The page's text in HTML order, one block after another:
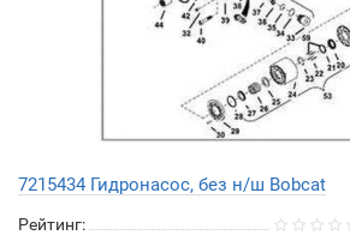
7215434 Гидронасос, без н/ш Bobcat
Рейтинг: